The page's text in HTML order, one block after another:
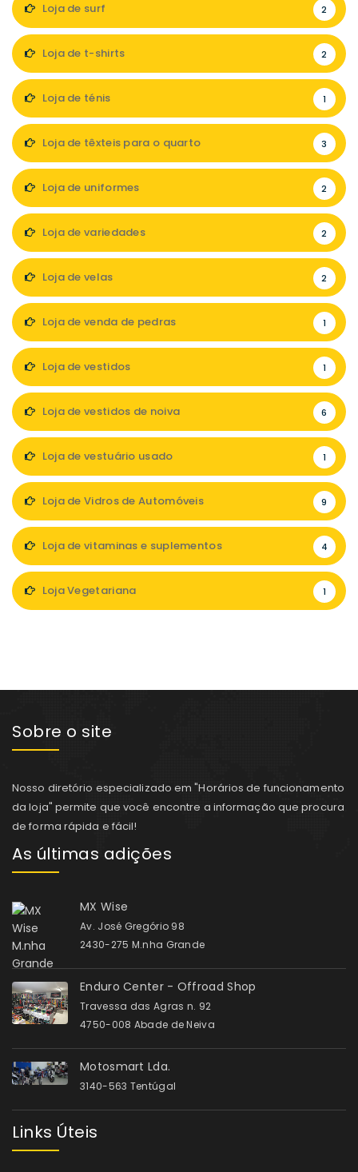
Loja de surf 2
Loja de t-shirts 2
Loja de ténis 1
Loja de têxteis para o quarto 3
Loja de uniformes 2
Loja de variedades 2
Loja de velas 2
Loja de venda de pedras 1
Loja de vestidos 1
Loja de vestidos de noiva 6
Loja de vestuário usado 1
Loja de Vidros de Automóveis 9
Loja de vitaminas e suplementos 4
Loja Vegetariana 1
Sobre o site
Nosso diretório especializado em "Horários de funcionamento
da loja" permite que você encontre a informação que procura
de forma rápida e fácil!
As últimas adições
MX Wise
Av. José Gregório 98
2430-275 M.nha Grande
Enduro Center - Offroad Shop
Travessa das Agras n. 92
4750-008 Abade de Neiva
Motosmart Lda.
3140-563 Tentúgal
Links Úteis